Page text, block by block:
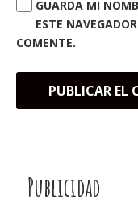
GUARDA MI
ESTE
COMENTE.
Publicidad